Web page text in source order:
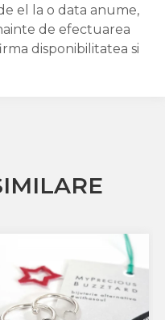
el la o data anume,
de efectuarea
disponibilitatea si